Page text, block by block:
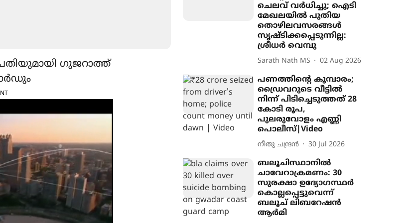
ഗുജറാത്ത്
ചെലവ് വർധിച്ചു; ഐടി
മേഖലയിൽ പുതിയ
തൊഴിലവസരങ്ങൾ
സൃഷ്ടിക്കപ്പെടുന്നില്ല:
ശ്രീധർ വെമ്പു
Sarath Nath MS 02 Aug 2026
പണത്തിന്‍റെ കൂമ്പാരം;
ഡ്രൈവറുടെ വീട്ടിൽ
നിന്ന് പിടിച്ചെടുത്തത് 28
കോടി രൂപ,
പുലരുവോളം എണ്ണി
പൊലീസ്|Video
നീതു ചന്ദ്രൻ 30 Jul 2026
ബലൂചിസ്ഥാനിൽ
ചാവേറാക്രമണം: 30
സുരക്ഷാ ഉദ്യോഗസ്ഥർ
കൊല്ലപ്പെട്ടുവെന്ന്
ബലൂച് ലിബറേഷൻ
ആർമി